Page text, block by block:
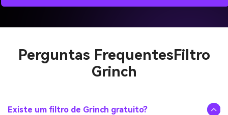
Perguntas Frequentes Filtro
Grinch
Existe um filtro de Grinch gratuito?